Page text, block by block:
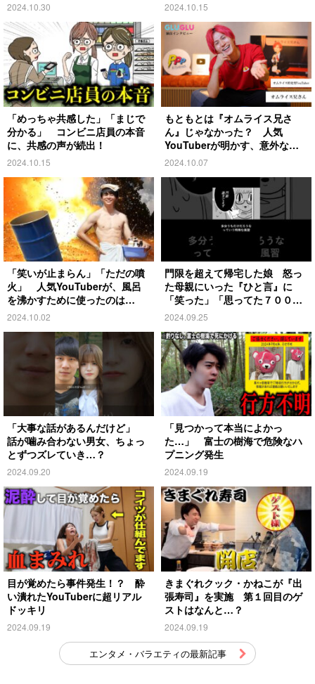
2024.10.30 2024.10.15
「めっちゃ共感した」「まじで
分かる」 コンビニ店員の本音
に、共感の声が続出！
2024.10.15
もともとは『オムライス兄さ
ん』じゃなかった？ 人気
YouTuberが明かす、意外な過
去とは
2024.10.07
「笑いが止まらん」「ただの噴
火」 人気YouTuberが、風呂
を沸かすために使ったのは…
2024.10.02
門限を超えて帰宅した娘 怒っ
た母親にいった『ひと言』に
「笑った」「思ってた７００倍
特殊」
2024.09.25
「大事な話があるんだけど」
話が噛み合わない男女、ちょっ
とずつズレていき…？
2024.09.20
「見つかって本当によかっ
た…」 富士の樹海で危険なハ
プニング発生
2024.09.19
目が覚めたら事件発生！？ 酔
い潰れたYouTuberに超リアル
ドッキリ
2024.09.19
きまぐれクック・かねこが『出
張寿司』を実施 第１回目のゲ
ストはなんと…？
2024.09.19
エンタメ・バラエティの最新記事